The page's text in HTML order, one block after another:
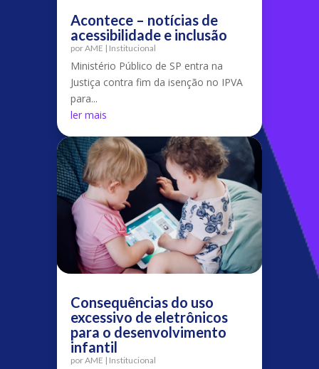
Acontece – notícias de
acessibilidade e inclusão
porAME | Institucional
Ministério Público de SP entra na
Justiça contra fim da isenção no IPVA
para...
ler mais
Consequências do uso
excessivo de eletrônicos
para o desenvolvimento
infantil
porAME | Institucional